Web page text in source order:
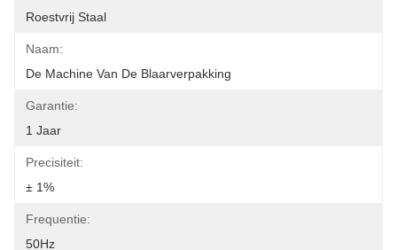
Roestvrij Staal
Naam:
De Machine Van De Blaarverpakking
Garantie:
1 Jaar
Precisiteit:
± 1%
Frequentie:
50Hz